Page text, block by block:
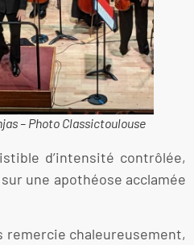
– Photo Classictoulouse
d’intensité contrôlée,
une apothéose acclamée
remercie chaleureusement,